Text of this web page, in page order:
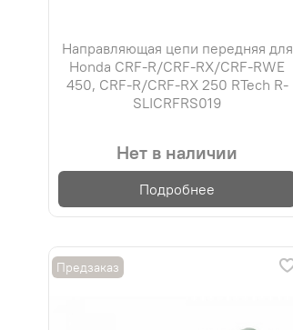
Направляющая цепи передняя для
Honda CRF-R/CRF-RX/CRF-RWE
450, CRF-R/CRF-RX 250 RTech R-
SLICRFRS019
Нет в наличии
Подробнее
Предзаказ